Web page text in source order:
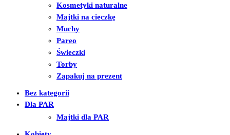
Kosmetyki naturalne
Majtki na cieczkę
Muchy
Pareo
Świeczki
Torby
Zapakuj na prezent
Bez kategorii
Dla PAR
Majtki dla PAR